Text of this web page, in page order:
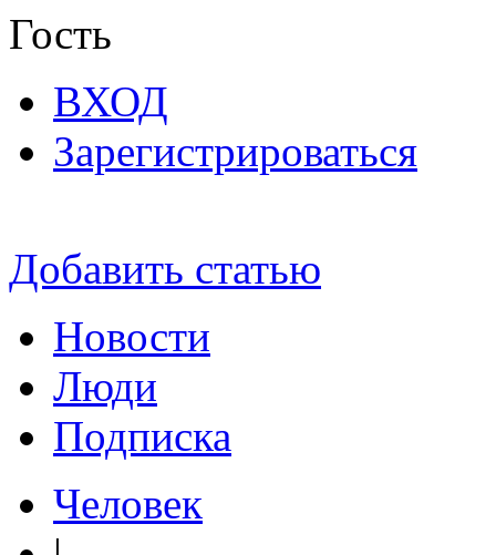
Гость
ВХОД
Зарегистрироваться
Добавить статью
Новости
Люди
Подписка
Человек